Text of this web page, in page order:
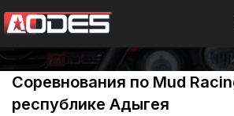
Соревнования по Mud
республике Адыгея